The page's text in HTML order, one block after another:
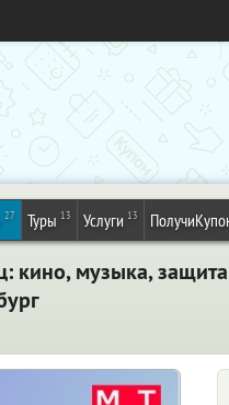
27 Туры 13 Услуги 13
кино, музыка,